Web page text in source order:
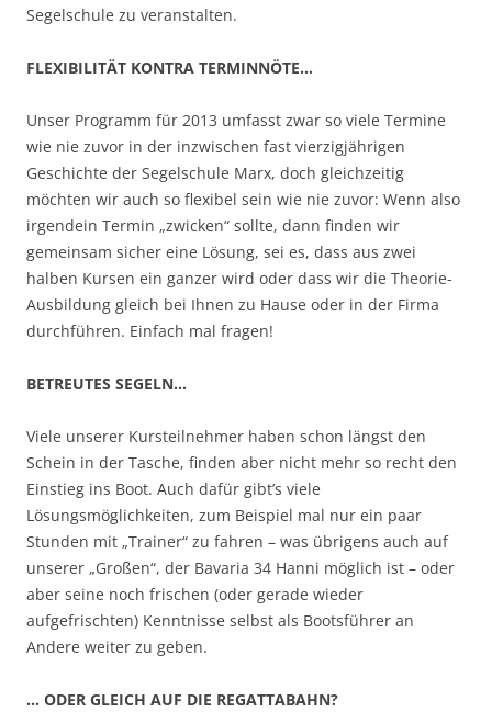
Segelschule zu veranstalten.
FLEXIBILITÄT KONTRA TERMINNÖTE…
Unser Programm für 2013 umfasst zwar so viele Termine
wie nie zuvor in der inzwischen fast vierzigjährigen
Geschichte der Segelschule Marx, doch gleichzeitig
möchten wir auch so flexibel sein wie nie zuvor: Wenn also
irgendein Termin „zwicken“ sollte, dann finden wir
gemeinsam sicher eine Lösung, sei es, dass aus zwei
halben Kursen ein ganzer wird oder dass wir die Theorie-
Ausbildung gleich bei Ihnen zu Hause oder in der Firma
durchführen. Einfach mal fragen!
BETREUTES SEGELN…
Viele unserer Kursteilnehmer haben schon längst den
Schein in der Tasche, finden aber nicht mehr so recht den
Einstieg ins Boot. Auch dafür gibt’s viele
Lösungsmöglichkeiten, zum Beispiel mal nur ein paar
Stunden mit „Trainer“ zu fahren – was übrigens auch auf
unserer „Großen“, der Bavaria 34 Hanni möglich ist – oder
aber seine noch frischen (oder gerade wieder
aufgefrischten) Kenntnisse selbst als Bootsführer an
Andere weiter zu geben.
… ODER GLEICH AUF DIE REGATTABAHN?